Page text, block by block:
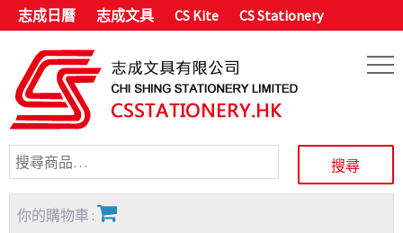
志成日曆 志成文具 CS Kite CS Stationery
你的購物車 :